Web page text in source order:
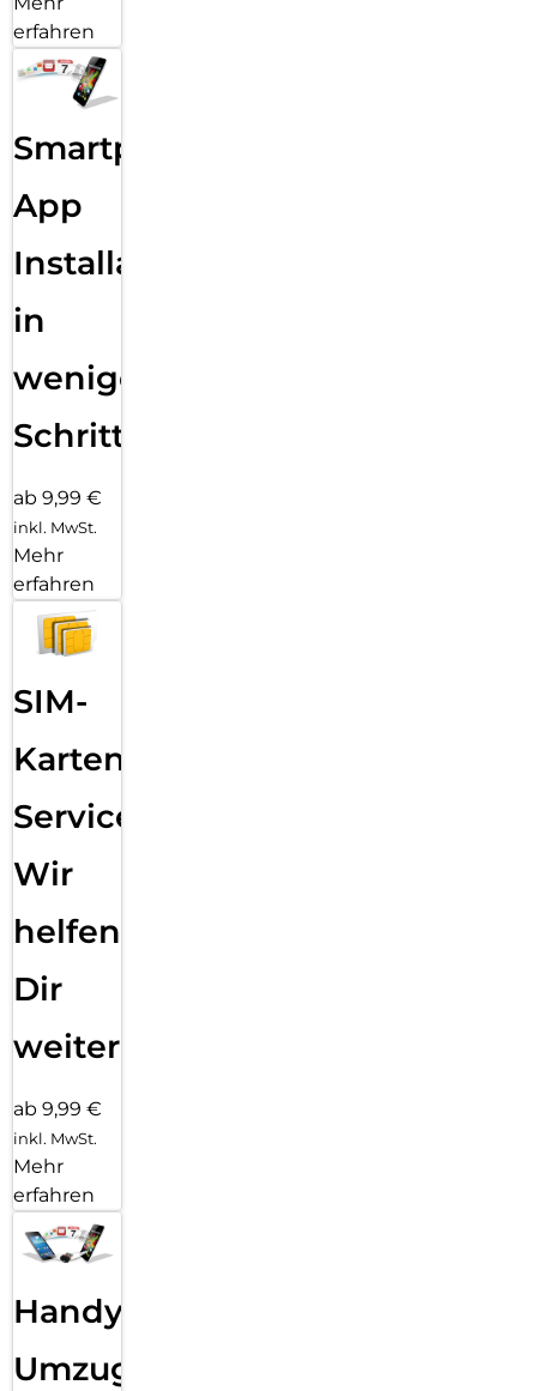
erfahren
Smartphone
App
Installation
in
wenigen
Schritten
ab 9,99 €
inkl. MwSt.
Mehr
erfahren
SIM-
Karten
Service:
Wir
helfen
Dir
weiter
ab 9,99 €
inkl. MwSt.
Mehr
erfahren
Handy
Umzug